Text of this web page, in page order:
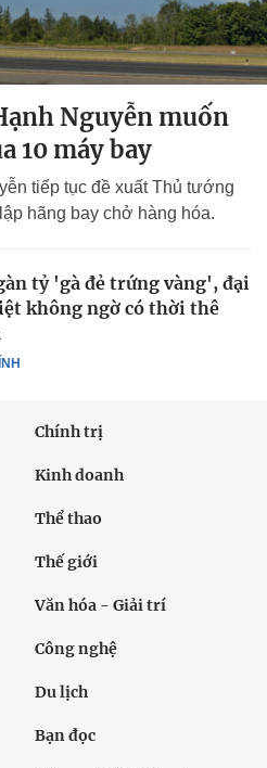
Nguyễn muốn
10 máy bay
tiếp tục đề xuất Thủ tướng
hãng bay chở hàng hóa.
tỷ 'gà đẻ trứng vàng', đại
không ngờ có thời thê
Chính trị
Kinh doanh
Thể thao
Thế giới
Văn hóa - Giải trí
Công nghệ
Du lịch
Bạn đọc